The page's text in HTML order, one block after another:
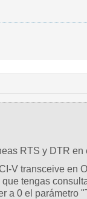
RTS y DTR
V transceive en
tengas
a 0 el parámetro